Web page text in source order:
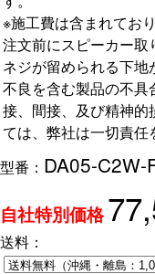
※施工費は含まれてお
注文前にスピーカー
ネジが留められる下
不良を含む製品の不
接、間接、及び精神的
ては、弊社は一切責任
型番： DA05-C2W-
自社特別価格
送料：